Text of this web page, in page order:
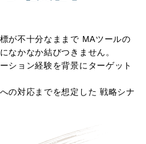
が不十分なままで MAツールの
なかなか結びつきません。
ション経験を背景にターゲット
の対応までを想定した 戦略シナ